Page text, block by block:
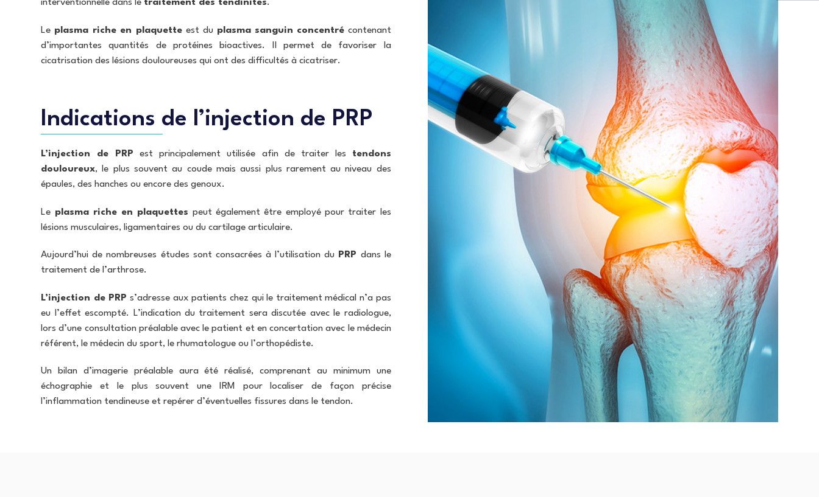
interventionnelle dans le traitement des tendinites.
Le plasma riche en plaquette est du plasma sanguin concentré contenant
d’importantes quantités de protéines bioactives. Il permet de favoriser la
cicatrisation des lésions douloureuses qui ont des difficultés à cicatriser.
Indications de l’injection de PRP
L’injection de PRP est principalement utilisée afin de traiter les tendons
douloureux, le plus souvent au coude mais aussi plus rarement au niveau des
épaules, des hanches ou encore des genoux.
Le plasma riche en plaquettes peut également être employé pour traiter les
lésions musculaires, ligamentaires ou du cartilage articulaire.
Aujourd’hui de nombreuses études sont consacrées à l’utilisation du PRP dans le
traitement de l’arthrose.
L’injection de PRP s’adresse aux patients chez qui le traitement médical n’a pas
eu l’effet escompté. L’indication du traitement sera discutée avec le radiologue,
lors d’une consultation préalable avec le patient et en concertation avec le médecin
référent, le médecin du sport, le rhumatologue ou l’orthopédiste.
Un bilan d’imagerie préalable aura été réalisé, comprenant au minimum une
échographie et le plus souvent une IRM pour localiser de façon précise
l’inflammation tendineuse et repérer d’éventuelles fissures dans le tendon.